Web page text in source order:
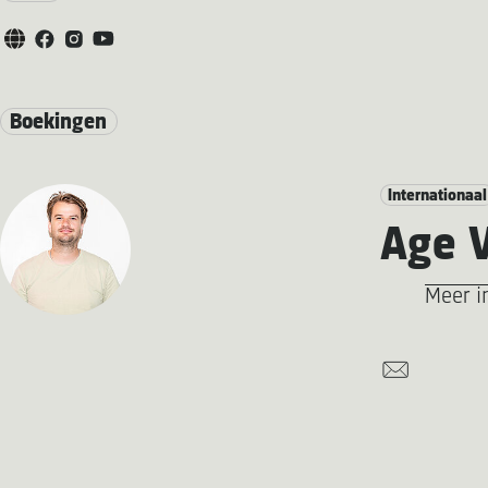
Boekingen
Internationaal
Age
Meer